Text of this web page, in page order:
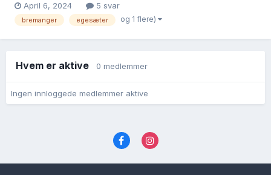
Josefson/Jørgenson Egeseter/Eikeset og Eli Rasmusdatter Grotle
er hans foreldre . Jeg har funnet ett skifte ett...
April 6, 2024 5 svar
bremanger egesæter og 1 flere)
Hvem er aktive 0 medlemmer
Ingen innloggede medlemmer aktive